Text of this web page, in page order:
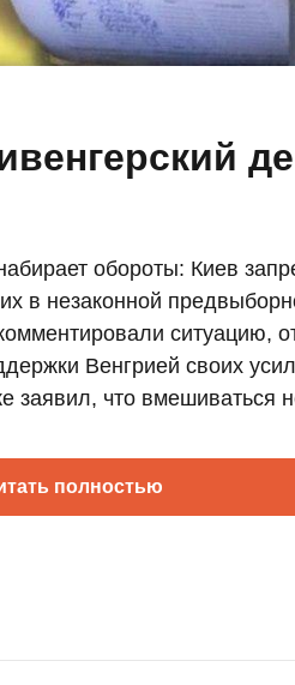
обороты: Киев
в незаконной
ситуацию,
Венгрией своих
заявил, что вмешиваться
полностью